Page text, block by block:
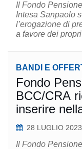
Il Fondo
Intesa Sanpaolo
l’erogazione di
a favore dei propri
BANDI E
Fondo
BCC/CRA
inserire
28 LUGLIO 2023
Il Fondo